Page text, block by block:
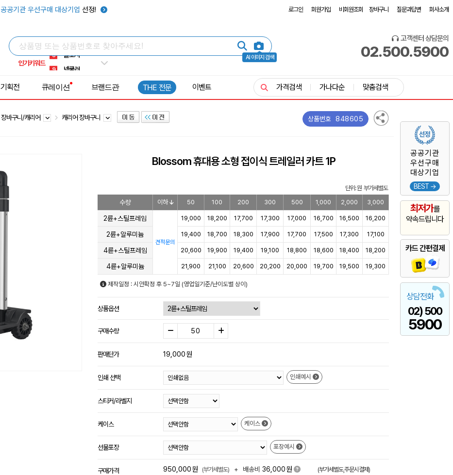
공공기관 우선구매 대상기업 선정! 로그인 회원가입 비회원조회 장바구니 질문과답변 회사소개
AI 이미지 검색
인기키워드
5 키캡
8 쿨토시
1 선풍기
고객센터 상담문의
02.500.5900
공공기관
우선구매
대상기업
BEST →
최저가를
약속드립니다
카드 간편결제
상담전화
02) 500
5900
기획전 큐레이션 브랜드관 THE 전문 이벤트 가격검색 가나다순 맞춤검색
장바구니/캐리어 캐리어 장바구니 상품번호 848605
Blossom 휴대용 소형 접이식 트레일러 카트 1P
단위: 원 부가세별도
수량 이하 50 100 200 300 500 1,000 2,000 3,000
2륜+스틸프레임
견적문의
19,000 18,200 17,700 17,300 17,000 16,700 16,500 16,200
2륜+알루미늄 19,400 18,700 18,300 17,900 17,700 17,500 17,300 17,100
4륜+스틸프레임 20,600 19,900 19,400 19,100 18,800 18,600 18,400 18,200
4륜+알루미늄 21,900 21,100 20,600 20,200 20,000 19,700 19,500 19,300
제작일정 : 시안확정 후 5~7일 (영업일기준/난이도별 상이)
상품옵션
구매수량
판매단가 19,000원
인쇄 선택 인쇄예시
스티커/라벨지
케이스 케이스
선물포장 포장예시
구매가격 950,000원 (부가세별도) + 배송비 36,000원 (부가세별도,주문시결제)